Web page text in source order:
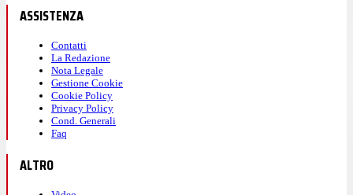
ASSISTENZA
Contatti
La Redazione
Nota Legale
Gestione Cookie
Cookie Policy
Privacy Policy
Cond. Generali
Faq
ALTRO